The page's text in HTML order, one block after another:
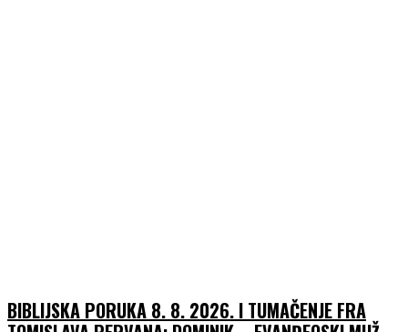
BIBLIJSKA PORUKA 8. 8. 2026. I TUMAČENJE FRA